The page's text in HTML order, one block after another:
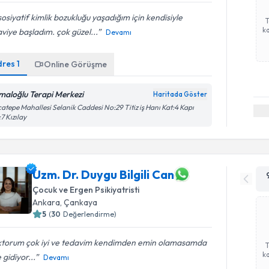
kimlik bozukluğu yaşadığım için kendisiyle
başladım. çok güzel...
Devamı
1 Online Görüşme
Terapi Merkezi Haritada Göster
Mahallesi Selanik Caddesi No:29 Titiz iş Hanı Kat:4 Kapı
Kızılay
Uzm. Dr. Duygu Bilgili Can
Çocuk ve Ergen Psikiyatristi
Ankara, Çankaya
5 (30 Değerlendirme)
çok iyi ve tedavim kendimden emin olamasamda
gidiyor...
Devamı